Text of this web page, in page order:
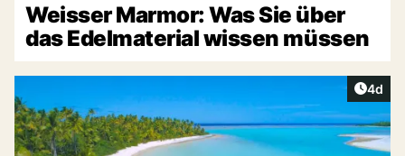
Weisser Marmor: Was Sie über
das Edelmaterial wissen müssen
4d